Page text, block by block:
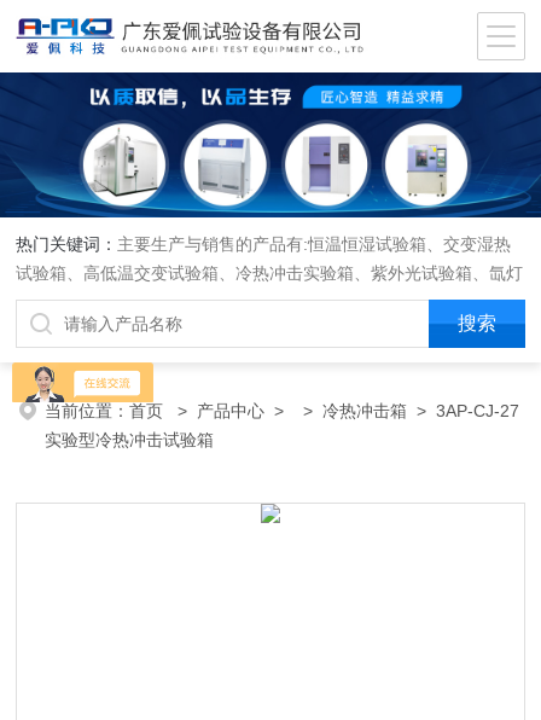
热门关键词： 主要生产与销售的产品有:恒温恒湿试验箱、交变湿热
试验箱、高低温交变试验箱、冷热冲击实验箱、紫外光试验箱、氙灯
老化箱、恒温恒湿实验室、沙尘试验箱、淋雨试验箱、盐水喷雾试验
箱、各种振动试验台、拉力试验机、蒸汽老化试验机、跌落试验机、
插拔力试验机、按健寿命试验机、纸带耐磨擦试验机、工业烘烤箱
当前位置：首页 > 产品中心 > >冷热冲击箱 > 3AP-CJ-27
实验型冷热冲击试验箱